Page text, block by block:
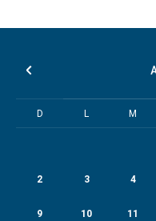
D L M
2 3 4
9 10 11